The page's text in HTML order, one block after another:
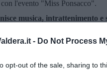
- Do Not Process
opt-out of the sale, sharing to
con l'evento "Miss Ponsacco".
musica, intrattenimento e
diverse - ha aggiunto
e Cristiano Militello,
vario e accessibile,